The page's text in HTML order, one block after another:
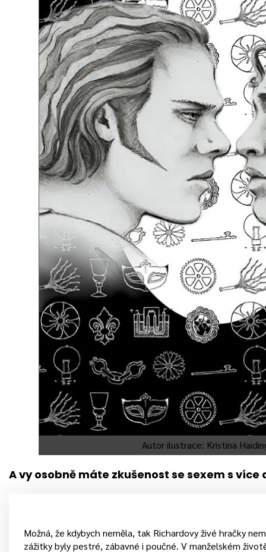
Autor ilustrace: Kristina
A vy osobně máte zkušenost se sexem s více
Možná, že kdybych neměla, tak Richardovy živé hračky
zážitky byly pestré, zábavné i poučné. V manželském